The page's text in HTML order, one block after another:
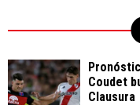
Coudet
Clausura